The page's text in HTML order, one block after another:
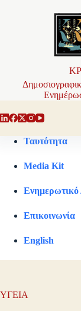
Ταυτότητα
Media Kit
Ενημερωτικό
Επικοινωνία
English
ΥΓΕΙΑ